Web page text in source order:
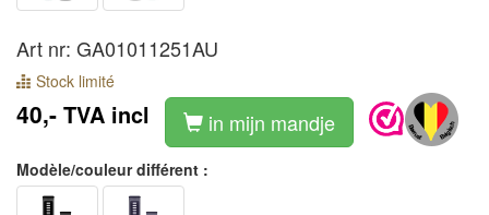
Art nr: GA01011251AU
Stock limité
40,- TVA incl in mijn mandje
Modèle/couleur différent :